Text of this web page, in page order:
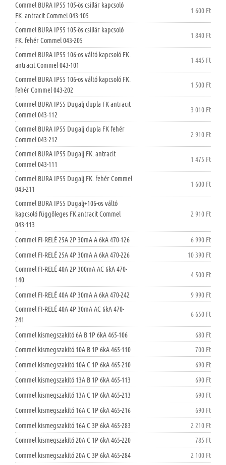
Commel BURA IP55 105-ös csillár kapcsoló
FK. antracit Commel 043-105
1 600 Ft
Commel BURA IP55 105-ös csillár kapcsoló
FK. fehér Commel 043-205
1 840 Ft
Commel BURA IP55 106-os váltó kapcsoló FK.
antracit Commel 043-101
1 445 Ft
Commel BURA IP55 106-os váltó kapcsoló FK.
fehér Commel 043-202
1 500 Ft
Commel BURA IP55 Dugalj dupla FK antracit
Commel 043-112
3 010 Ft
Commel BURA IP55 Dugalj dupla FK fehér
Commel 043-212
2 910 Ft
Commel BURA IP55 Dugalj FK. antracit
Commel 043-111
1 475 Ft
Commel BURA IP55 Dugalj FK. fehér Commel
043-211
1 600 Ft
Commel BURA IP55 Dugalj+106-os váltó
kapcsoló függőleges FK.antracit Commel
043-113
2 910 Ft
Commel FI-RELÉ 25A 2P 30mA A 6kA 470-126
6 990 Ft
Commel FI-RELÉ 25A 4P 30mA A 6kA 470-226
10 390 Ft
Commel FI-RELÉ 40A 2P 300mA AC 6kA 470-
140
4 500 Ft
Commel FI-RELÉ 40A 4P 30mA A 6kA 470-242
9 990 Ft
Commel FI-RELÉ 40A 4P 30mA AC 6kA 470-
241
6 650 Ft
Commel kismegszakító 6A B 1P 6kA 465-106
680 Ft
Commel kismegszakító 10A B 1P 6kA 465-110
700 Ft
Commel kismegszakító 10A C 1P 6kA 465-210
690 Ft
Commel kismegszakító 13A B 1P 6kA 465-113
690 Ft
Commel kismegszakító 13A C 1P 6kA 465-213
690 Ft
Commel kismegszakító 16A C 1P 6kA 465-216
690 Ft
Commel kismegszakító 16A C 3P 6kA 465-283
2 210 Ft
Commel kismegszakító 20A C 1P 6kA 465-220
785 Ft
Commel kismegszakító 20A C 3P 6kA 465-284
2 100 Ft